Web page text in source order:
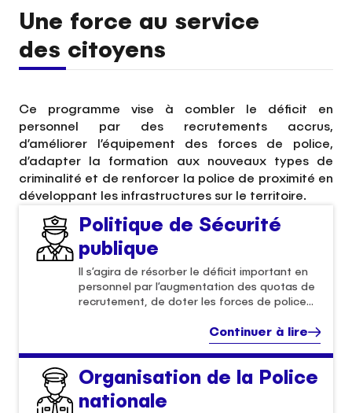
Une force au service
des citoyens
Ce programme vise à combler le déficit en
personnel par des recrutements accrus,
d’améliorer l’équipement des forces de police,
d’adapter la formation aux nouveaux types de
criminalité et de renforcer la police de proximité en
développant les infrastructures sur le territoire.
Politique de Sécurité
publique
Il s’agira de résorber le déficit important en
personnel par l’augmentation des quotas de
recrutement, de doter les forces de police
l’ordre, de réadapter le contenu de la
formation pour une meilleure prise en charge
du nouveau contexte de la criminalité.
Continuer à lire
Organisation de la Police
nationale